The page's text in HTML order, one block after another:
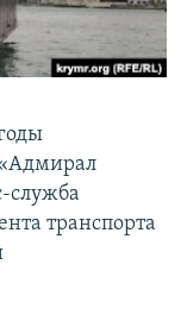
служба
транспорта